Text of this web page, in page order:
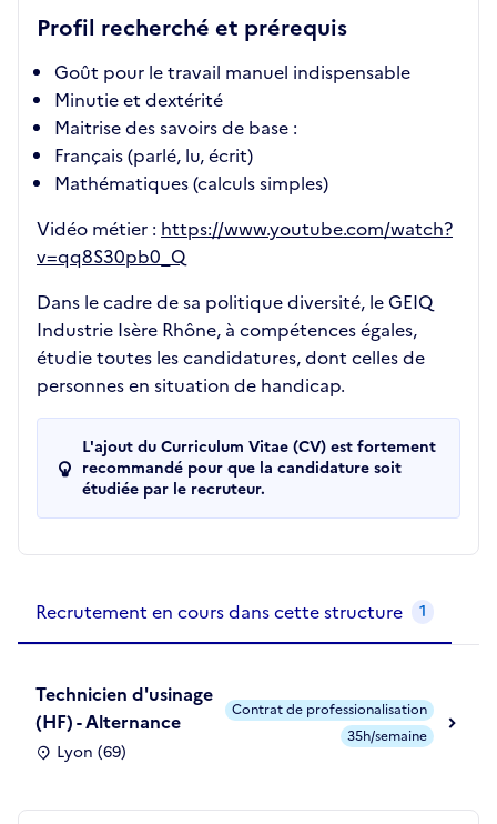
Profil recherché et prérequis
Goût pour le travail manuel indispensable
Minutie et dextérité
Maitrise des savoirs de base :
Français (parlé, lu, écrit)
Mathématiques (calculs simples)
Vidéo métier : https://www.youtube.com/watch?
v=qq8S30pb0_Q
Dans le cadre de sa politique diversité, le GEIQ
Industrie Isère Rhône, à compétences égales,
étudie toutes les candidatures, dont celles de
personnes en situation de handicap.
L'ajout du Curriculum Vitae (CV) est fortement
recommandé pour que la candidature soit
étudiée par le recruteur.
Recrutement en cours dans cette structure 1
Technicien d'usinage
(HF) - Alternance
Lyon (69)
Contrat de professionalisation
35h/semaine